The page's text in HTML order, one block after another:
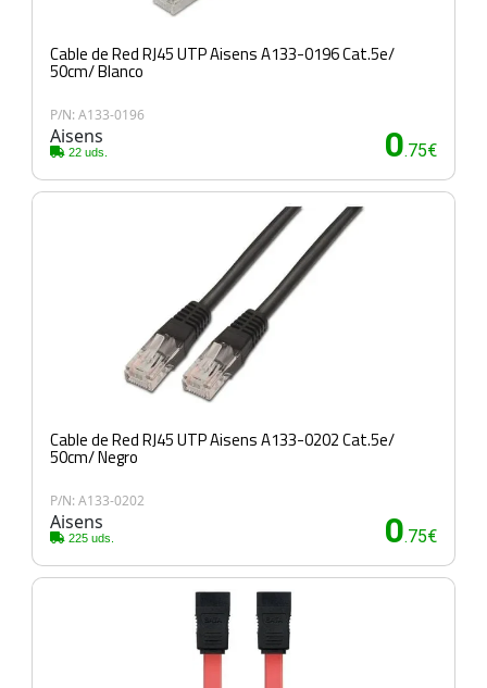
Cable de Red RJ45 UTP Aisens A133-0196 Cat.5e/
50cm/ Blanco
P/N: A133-0196
Aisens
22 uds. 0.75€
Cable de Red RJ45 UTP Aisens A133-0202 Cat.5e/
50cm/ Negro
P/N: A133-0202
Aisens
225 uds. 0.75€